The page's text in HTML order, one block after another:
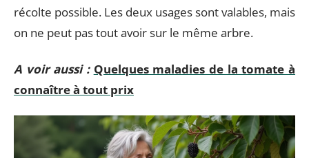
récolte possible. Les deux usages sont valables, mais
on ne peut pas tout avoir sur le même arbre.
A voir aussi : Quelques maladies de la tomate à
connaître à tout prix